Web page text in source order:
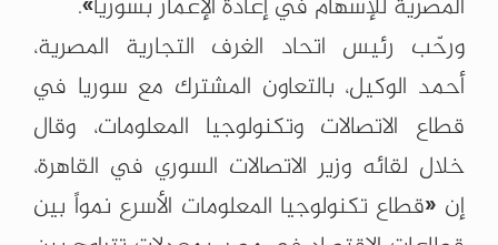
ورحّب رئيس اتحاد الغرف التجارية المصرية،
أحمد الوكيل، بالتعاون المشترك مع سوريا في
قطاع الاتصالات وتكنولوجيا المعلومات، وقال
خلال لقائه وزير الاتصالات السوري في القاهرة،
إن «قطاع تكنولوجيا المعلومات الأسرع نمواً بين